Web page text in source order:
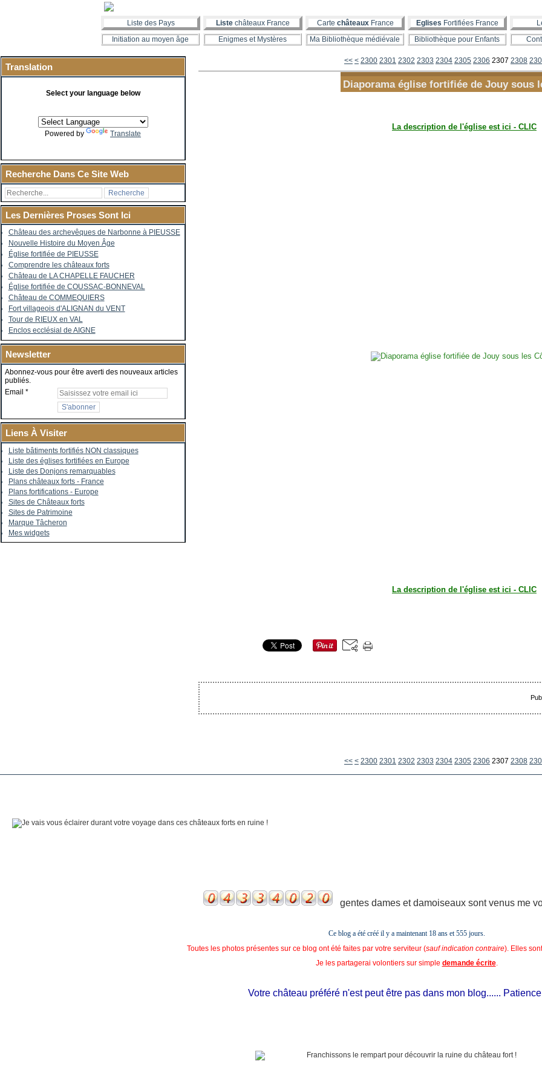
Liste des Pays Liste châteaux France Carte châteauxFrance Eglises Fortifiées France
Initiation au moyen âge
Enigmes et Mystères Ma Bibliothèque médiévale Bibliothèque pour Enfants
Translation
Select your language below
Powered by Translate
Recherche Dans Ce Site Web
Les Dernières Proses Sont Ici
Château des archevêques de Narbonne à PIEUSSE
Nouvelle Histoire du Moyen Âge
Église fortifiée de PIEUSSE
Comprendre les châteaux forts
Château de LA CHAPELLE FAUCHER
Église fortifiée de COUSSAC-BONNEVAL
Château de COMMEQUIERS
Fort villageois d'ALIGNAN du VENT
Tour de RIEUX en VAL
Enclos ecclésial de AIGNE
Newsletter
Abonnez-vous pour être averti des nouveaux articles
publiés.
Email
Liens À Visiter
Liste bâtiments fortifiés NON classiques
Liste des églises fortifiées en Europe
Liste des Donjons remarquables
Plans châteaux forts - France
Plans fortifications - Europe
Sites de Châteaux forts
Sites de Patrimoine
Marque Tâcheron
Mes widgets
<< < 2300 2301 2302 2303 2304 2305 2306 2307 2308
Diaporama église fortifiée de Jouy sous
La description de l'église est ici - CLIC
La description de l'église est ici - CLIC
<< < 2300 2301 2302 2303 2304 2305 2306 2307 2308
gentes dames et damoiseaux sont venus me
Ce blog a été créé il y a maintenant 18 ans et555 jours.
Toutes les photos présentes sur ce blog ont été faites par votre serviteur (sauf indication contraire). Elles
Je les partagerai volontiers sur simple demande écrite.
Votre château préféré n'est peut être pas dans mon blog......